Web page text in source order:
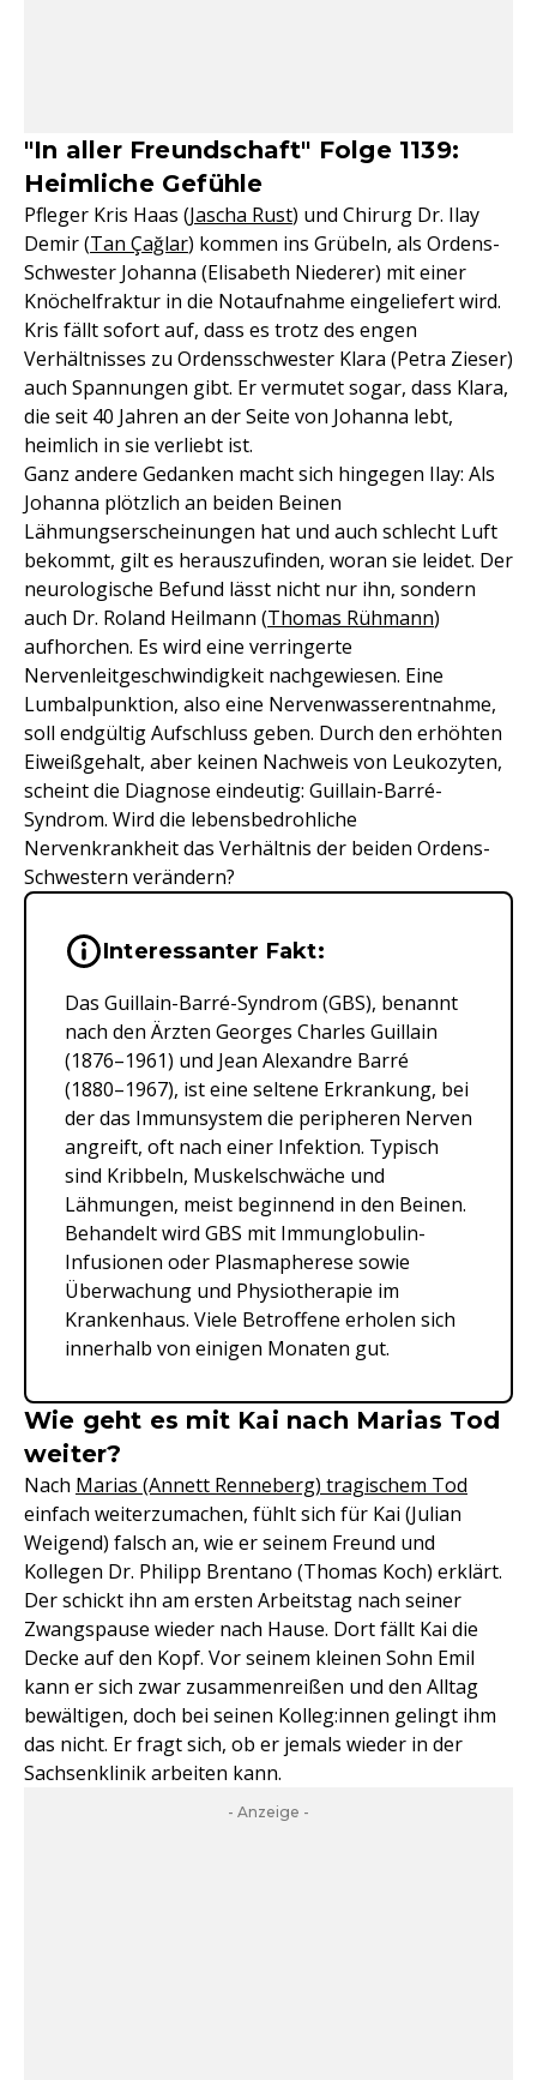
"In aller Freundschaft" Folge 1139:
Heimliche Gefühle
Pfleger Kris Haas (Jascha Rust) und Chirurg Dr. Ilay
Demir (Tan Çağlar) kommen ins Grübeln, als Ordens-
Schwester Johanna (Elisabeth Niederer) mit einer
Knöchelfraktur in die Notaufnahme eingeliefert wird.
Kris fällt sofort auf, dass es trotz des engen
Verhältnisses zu Ordensschwester Klara (Petra Zieser)
auch Spannungen gibt. Er vermutet sogar, dass Klara,
die seit 40 Jahren an der Seite von Johanna lebt,
heimlich in sie verliebt ist.
Ganz andere Gedanken macht sich hingegen Ilay: Als
Johanna plötzlich an beiden Beinen
Lähmungserscheinungen hat und auch schlecht Luft
bekommt, gilt es herauszufinden, woran sie leidet. Der
neurologische Befund lässt nicht nur ihn, sondern
auch Dr. Roland Heilmann (Thomas Rühmann)
aufhorchen. Es wird eine verringerte
Nervenleitgeschwindigkeit nachgewiesen. Eine
Lumbalpunktion, also eine Nervenwasserentnahme,
soll endgültig Aufschluss geben. Durch den erhöhten
Eiweißgehalt, aber keinen Nachweis von Leukozyten,
scheint die Diagnose eindeutig: Guillain-Barré-
Syndrom. Wird die lebensbedrohliche
Nervenkrankheit das Verhältnis der beiden Ordens-
Schwestern verändern?
Wichtige Hinweise &
Interessanter Fakt:
Das Guillain-Barré-Syndrom (GBS), benannt
nach den Ärzten Georges Charles Guillain
(1876–1961) und Jean Alexandre Barré
(1880–1967), ist eine seltene Erkrankung, bei
der das Immunsystem die peripheren Nerven
angreift, oft nach einer Infektion. Typisch
sind Kribbeln, Muskelschwäche und
Lähmungen, meist beginnend in den Beinen.
Behandelt wird GBS mit Immunglobulin-
Infusionen oder Plasmapherese sowie
Überwachung und Physiotherapie im
Krankenhaus. Viele Betroffene erholen sich
innerhalb von einigen Monaten gut.
Wie geht es mit Kai nach Marias Tod
weiter?
Nach Marias (Annett Renneberg) tragischem Tod
einfach weiterzumachen, fühlt sich für Kai (Julian
Weigend) falsch an, wie er seinem Freund und
Kollegen Dr. Philipp Brentano (Thomas Koch) erklärt.
Der schickt ihn am ersten Arbeitstag nach seiner
Zwangspause wieder nach Hause. Dort fällt Kai die
Decke auf den Kopf. Vor seinem kleinen Sohn Emil
kann er sich zwar zusammenreißen und den Alltag
bewältigen, doch bei seinen Kolleg:innen gelingt ihm
das nicht. Er fragt sich, ob er jemals wieder in der
Sachsenklinik arbeiten kann.
- Anzeige -